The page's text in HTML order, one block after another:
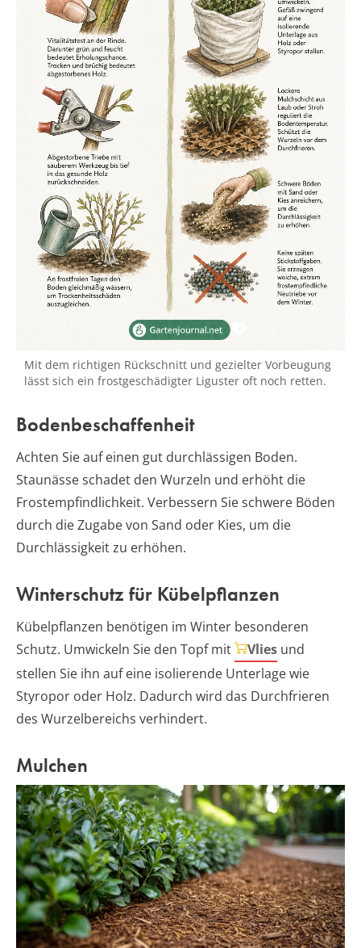
Mit dem richtigen Rückschnitt und gezielter Vorbeugung
lässt sich ein frostgeschädigter Liguster oft noch retten.
Bodenbeschaffenheit
Achten Sie auf einen gut durchlässigen Boden.
Staunässe schadet den Wurzeln und erhöht die
Frostempfindlichkeit. Verbessern Sie schwere Böden
durch die Zugabe von Sand oder Kies, um die
Durchlässigkeit zu erhöhen.
Winterschutz für Kübelpflanzen
Kübelpflanzen benötigen im Winter besonderen
Schutz. Umwickeln Sie den Topf mit
Vlies und
stellen Sie ihn auf eine isolierende Unterlage wie
Styropor oder Holz. Dadurch wird das Durchfrieren
des Wurzelbereichs verhindert.
Mulchen